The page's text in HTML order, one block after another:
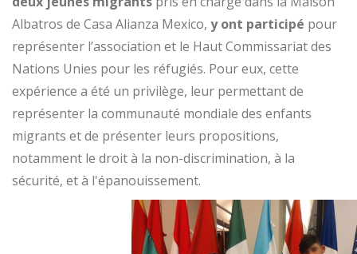
Albatros de Casa Alianza Mexico, y ont participé pour
représenter l’association et le Haut Commissariat des
Nations Unies pour les réfugiés. Pour eux, cette
expérience a été un privilège, leur permettant de
représenter la communauté mondiale des enfants
migrants et de présenter leurs propositions,
notamment le droit à la non-discrimination, à la
sécurité, et à l'épanouissement.